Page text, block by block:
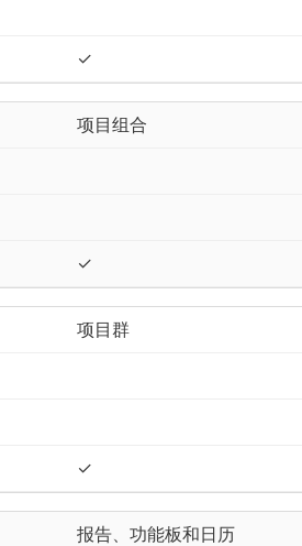
✓
项目组合
✓
项目群
✓
报告、功能板和日历